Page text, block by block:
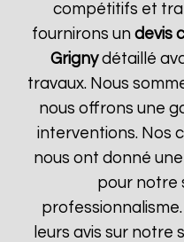
compétitifs et
fournirons un devis
Grignydétaillé
travaux. Nous
nous offrons une
interventions. Nos
nous ont donné
pour notre
leurs avis sur notre